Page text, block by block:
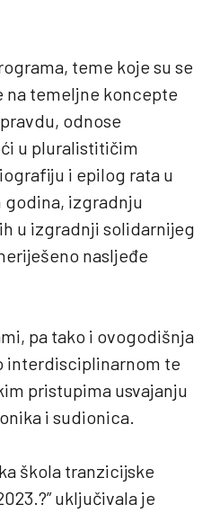
teme koje su se
na temeljne koncepte
odnose
u pluralistitičim
i epilog rata u
izgradnju
u izgradnji solidarnijeg
nasljeđe
pa tako i ovogodišnja
interdisciplinarnom te
pristupima usvajanju
i sudionica.
škola tranzicijske
uključivala je